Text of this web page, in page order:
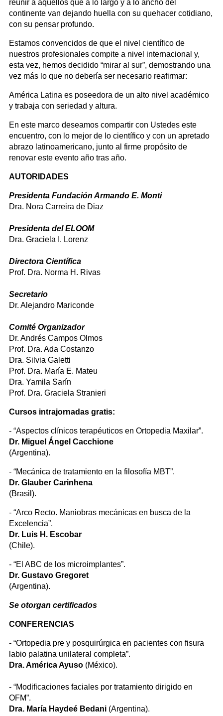
reunir a aquellos que a lo largo y a lo ancho del
continente van dejando huella con su quehacer cotidiano,
con su pensar profundo.
Estamos convencidos de que el nivel científico de
nuestros profesionales compite a nivel internacional y,
esta vez, hemos decidido “mirar al sur”, demostrando una
vez más lo que no debería ser necesario reafirmar:
América Latina es poseedora de un alto nivel académico
y trabaja con seriedad y altura.
En este marco deseamos compartir con Ustedes este
encuentro, con lo mejor de lo científico y con un apretado
abrazo latinoamericano, junto al firme propósito de
renovar este evento año tras año.
AUTORIDADES
Presidenta Fundación Armando E. Monti
Dra. Nora Carreira de Diaz
Presidenta del ELOOM
Dra. Graciela I. Lorenz
Directora Científica
Prof. Dra. Norma H. Rivas
Secretario
Dr. Alejandro Mariconde
Comité Organizador
Dr. Andrés Campos Olmos
Prof. Dra. Ada Costanzo
Dra. Silvia Galetti
Prof. Dra. María E. Mateu
Dra. Yamila Sarín
Prof. Dra. Graciela Stranieri
Cursos intrajornadas gratis:
- “Aspectos clínicos terapéuticos en Ortopedia Maxilar”.
Dr. Miguel Ángel Cacchione
(Argentina).
- “Mecánica de tratamiento en la filosofía MBT”.
Dr. Glauber Carinhena
(Brasil).
- “Arco Recto. Maniobras mecánicas en busca de la
Excelencia”.
Dr. Luis H. Escobar
(Chile).
- “El ABC de los microimplantes”.
Dr. Gustavo Gregoret
(Argentina).
Se otorgan certificados
CONFERENCIAS
- “Ortopedia pre y posquirúrgica en pacientes con fisura
labio palatina unilateral completa”.
Dra. América Ayuso (México).
- “Modificaciones faciales por tratamiento dirigido en
OFM”.
Dra. María Haydeé Bedani (Argentina).